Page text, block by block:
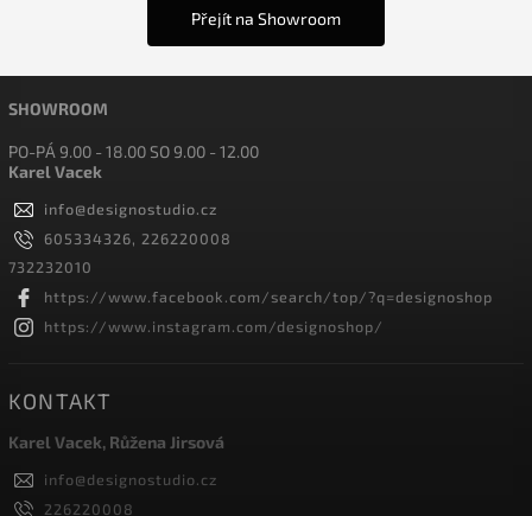
Přejít na Showroom
SHOWROOM
PO-PÁ 9.00 - 18.00 SO 9.00 - 12.00
Karel Vacek
info@designostudio.cz
605334326, 226220008
732232010
https://www.facebook.com/search/top/?q=designoshop
https://www.instagram.com/designoshop/
KONTAKT
Karel Vacek, Růžena Jirsová
info@designostudio.cz
226220008